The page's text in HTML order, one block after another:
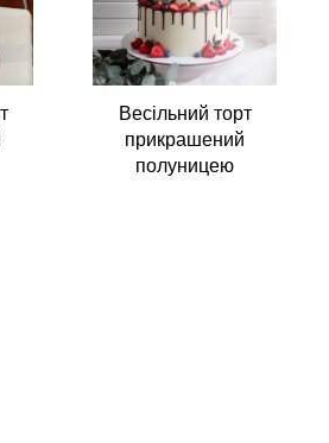
Весільний торт
прикрашений
полуницею